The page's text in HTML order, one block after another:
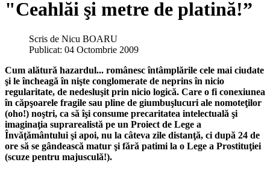
"Ceahlăi şi metre de platină!”
Scris de Nicu BOARU
Publicat: 04 Octombrie 2009
Cum alătură hazardul... românesc întâmplările cele mai ciudate
şi le încheagă în nişte conglomerate de neprins în nicio
regularitate, de nedesluşit prin nicio logică. Care o fi conexiunea
în căpşoarele fragile sau pline de giumbuşlucuri ale nomoteţilor
(oho!) noştri, ca să îşi consume precaritatea intelectuală şi
imaginaţia suprarealistă pe un Proiect de Lege a
Învăţământului şi apoi, nu la câteva zile distanţă, ci după 24 de
ore să se gândească matur şi fără patimi la o Lege a Prostituţiei
(scuze pentru majusculă!).